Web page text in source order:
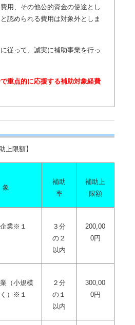
用、その他公的資金の使途とし
認められる費用は対象外としま
従って、誠実に補助事業を行っ
重点的に応援する補助対象経費
上限額】
補助
率
補助上
限額
業※１
３分
の２
以内
200,00
0円
（小規模
）※１
２分
の１
以内
300,00
0円